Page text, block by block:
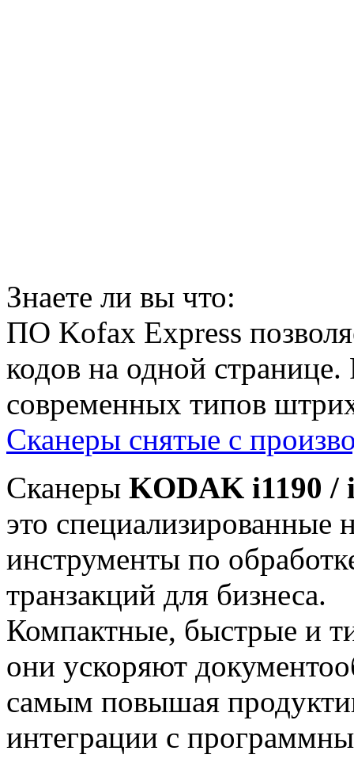
Знаете ли вы что:
ПО Kofax Express
кодов на одной
современных типов
Сканеры снятые с
Сканеры KODAK i1190 /
это специализированные
инструменты по
транзакций для бизнеса.
Компактные, быстрые и
они ускоряют
самым повышая
интеграции с